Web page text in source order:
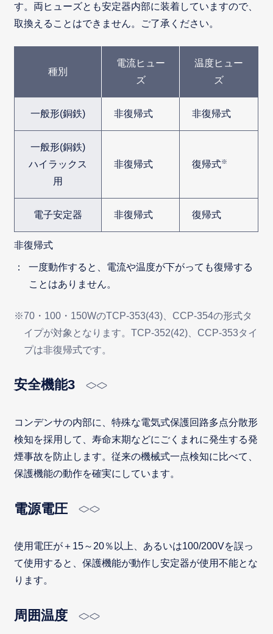
す。両ヒューズとも安定器内部に装着していますので、
取換えることはできません。ご了承ください。
種別
電流ヒュー
ズ
温度ヒュー
ズ
一般形(銅鉄) 非復帰式 非復帰式
一般形(銅鉄)
ハイラックス
用
非復帰式 復帰式※
電子安定器 非復帰式 復帰式
非復帰式
一度動作すると、電流や温度が下がっても復帰する
ことはありません。
※70・100・150WのTCP-353(43)、CCP-354の形式タ
イプが対象となります。TCP-352(42)、CCP-353タイ
プは非復帰式です。
安全機能3
コンデンサの内部に、特殊な電気式保護回路多点分散形
検知を採用して、寿命末期などにごくまれに発生する発
煙事故を防止します。従来の機械式一点検知に比べて、
保護機能の動作を確実にしています。
電源電圧
使用電圧が＋15～20％以上、あるいは100/200Vを誤っ
て使用すると、保護機能が動作し安定器が使用不能とな
ります。
周囲温度